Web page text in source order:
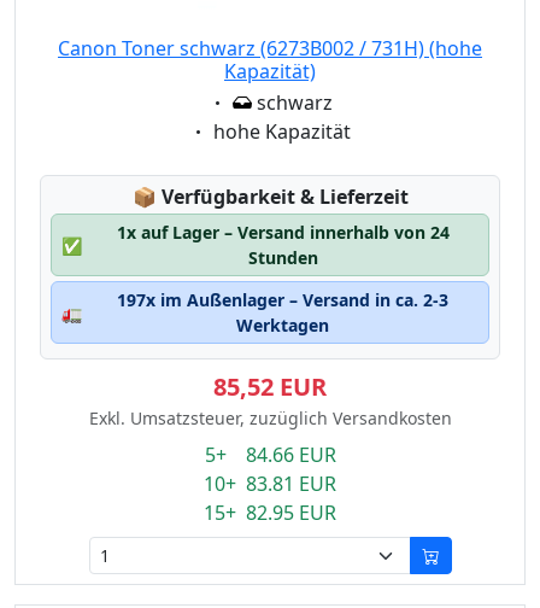
Canon Toner schwarz (6273B002 / 731H) (hohe
Kapazität)
Eigenschaft:
schwarz
Eigenschaft:
hohe Kapazität
📦 Lagerstatus:
Verfügbarkeit & Lieferzeit
✅
1x auf Lager – Versand innerhalb von 24
Stunden
🚛
197x im Außenlager – Versand in ca. 2-3
Werktagen
85,52 EUR
Exkl. Umsatzsteuer, zuzüglich Versandkosten
5+ 84.66 EUR
10+ 83.81 EUR
15+ 82.95 EUR